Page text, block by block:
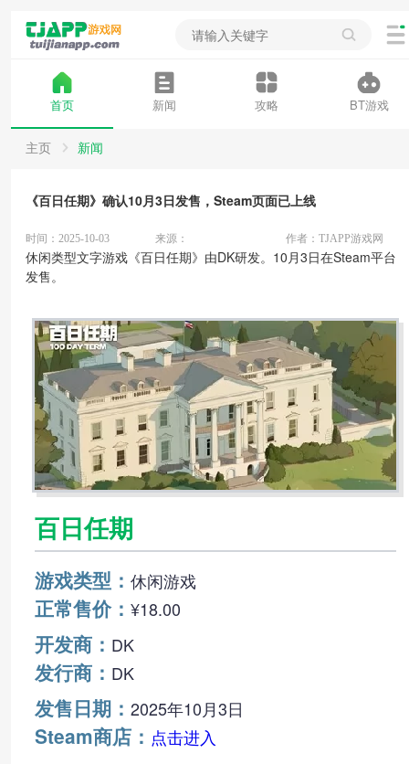
首页 新闻 攻略 BT游戏
主页 新闻
《百日任期》确认10月3日发售，Steam页面已上线
时间：2025-10-03 来源： 作者：TJAPP游戏网
休闲类型文字游戏《百日任期》由DK研发。10月3日在Steam平台
发售。
百日任期
游戏类型： 休闲‎游戏
正常售价： ¥18.00
开发商： DK
发行商： DK
发售日期： 2025年10月3日
Steam商店： 点击进入